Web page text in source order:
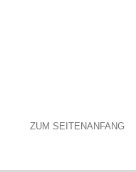
ZUM SEITENANFANG